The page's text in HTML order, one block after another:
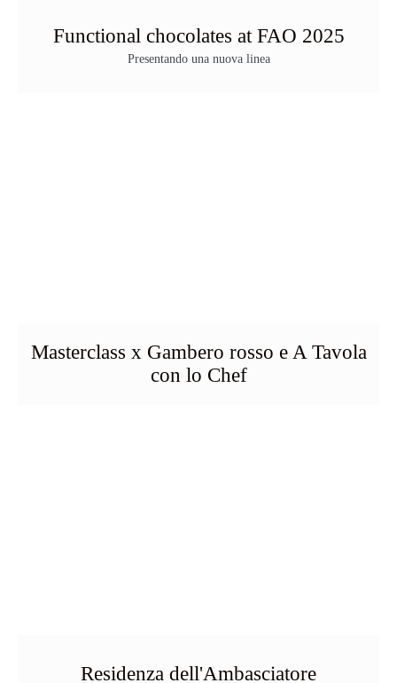
Functional chocolates at FAO 2025
Presentando una nuova linea
Masterclass x Gambero rosso e A Tavola
con lo Chef
Residenza dell'Ambasciatore